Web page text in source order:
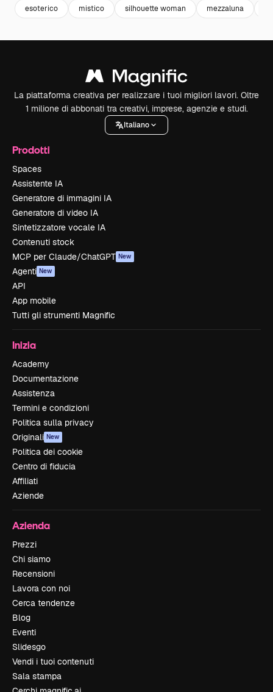
esoterico mistico silhouette woman mezzaluna
La piattaforma creativa per realizzare i tuoi migliori lavori. Oltre
1 milione di abbonati tra creativi, imprese, agenzie e studi.
Italiano
Prodotti
Spaces
Assistente IA
Generatore di immagini IA
Generatore di video IA
Sintetizzatore vocale IA
Contenuti stock
MCP per Claude/ChatGPT New
Agenti New
API
App mobile
Tutti gli strumenti Magnific
Inizia
Academy
Documentazione
Assistenza
Termini e condizioni
Politica sulla privacy
Originali New
Politica dei cookie
Centro di fiducia
Affiliati
Aziende
Azienda
Prezzi
Chi siamo
Recensioni
Lavora con noi
Cerca tendenze
Blog
Eventi
Slidesgo
Vendi i tuoi contenuti
Sala stampa